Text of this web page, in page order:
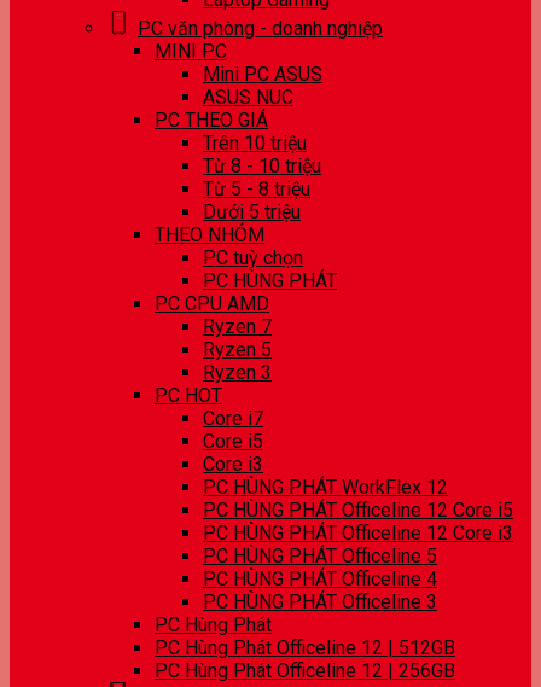
PC văn phòng - doanh nghiệp
MINI PC
Mini PC ASUS
ASUS NUC
PC THEO GIÁ
Trên 10 triệu
Từ 8 - 10 triệu
Từ 5 - 8 triệu
Dưới 5 triệu
THEO NHÓM
PC tuỳ chọn
PC HÙNG PHÁT
PC CPU AMD
Ryzen 7
Ryzen 5
Ryzen 3
PC HOT
Core i7
Core i5
Core i3
PC HÙNG PHÁT WorkFlex 12
PC HÙNG PHÁT Officeline 12 Core i5
PC HÙNG PHÁT Officeline 12 Core i3
PC HÙNG PHÁT Officeline 5
PC HÙNG PHÁT Officeline 4
PC HÙNG PHÁT Officeline 3
PC Hùng Phát
PC Hùng Phát Officeline 12 | 512GB
PC Hùng Phát Officeline 12 | 256GB